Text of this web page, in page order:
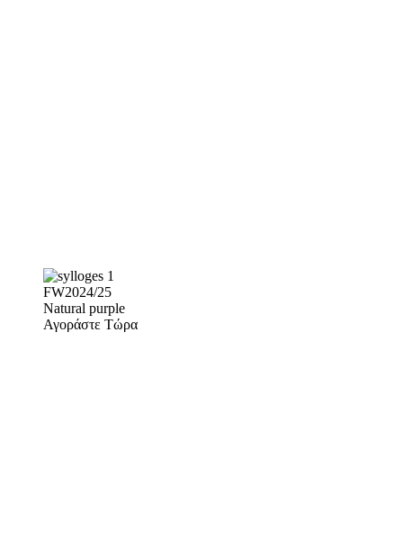
FW2024/25
Natural purple
Αγοράστε Τώρα